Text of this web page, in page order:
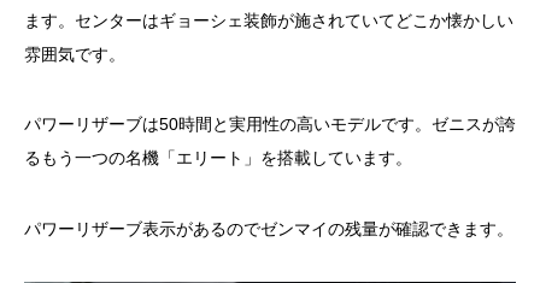
ます。センターはギョーシェ装飾が施されていてどこか懐かしい
雰囲気です。
パワーリザーブは50時間と実用性の高いモデルです。ゼニスが誇
るもう一つの名機「エリート」を搭載しています。
パワーリザーブ表示があるのでゼンマイの残量が確認できます。